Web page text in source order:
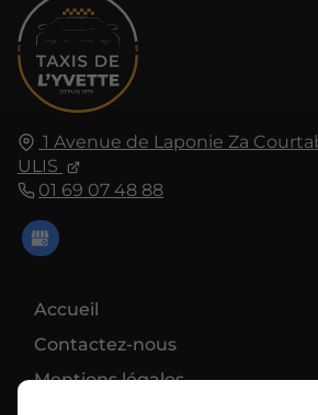
1 Avenue de Laponie Za
ULIS
01 69 07 48 88
Accueil
Contactez-nous
Mentions légales